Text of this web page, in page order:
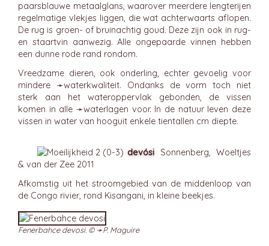
paarsblauwe metaalglans, waarover meerdere lengterijen
regelmatige vlekjes liggen, die wat achterwaarts aflopen.
De rug is groen- of bruinachtig goud. Deze zijn ook in rug-
en staartvin aanwezig. Alle ongepaarde vinnen hebben
een dunne rode rand rondom.
Vreedzame dieren, ook onderling, echter gevoelig voor
mindere ➛waterkwaliteit. Ondanks de vorm toch niet
sterk aan het wateroppervlak gebonden, de vissen
komen in alle ➛waterlagen voor. In de natuur leven deze
vissen in water van hooguit enkele tientallen cm diepte.
devósi Sonnenberg, Woeltjes
& van der Zee 2011
Afkomstig uit het stroomgebied van de middenloop van
de Congo rivier, rond Kisangani, in kleine beekjes.
Fenerbahce devosi. © ➛P. Maguire